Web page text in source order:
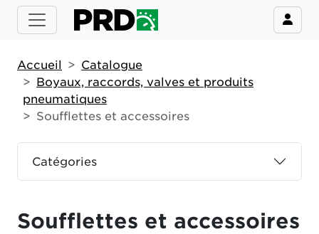
Catégories
Accueil
Catalogue
Boyaux, raccords, valves et produits
pneumatiques
Soufflettes et accessoires
Soufflettes et accessoires